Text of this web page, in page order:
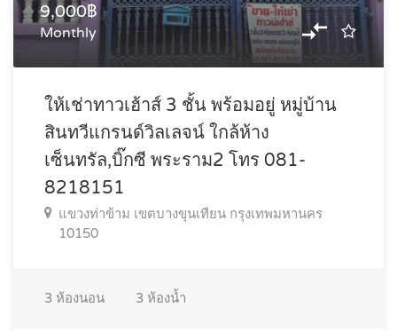
9,000฿
Monthly
ให้เช่าทาวเฮ้าส์ 3 ชั้น พร้อมอยู่ หมู่บ้าน
สินทวีแกรนด์วิลเลจน์ ใกล้ห้าง
เซ็นทรัล,บิ๊กซี พระราม2 โทร 081-
8218151
แขวงท่าข้าม เขตบางขุนเทียน กรุงเทพมหานคร
10150
3 ห้องนอน 3 ห้องน้ำ